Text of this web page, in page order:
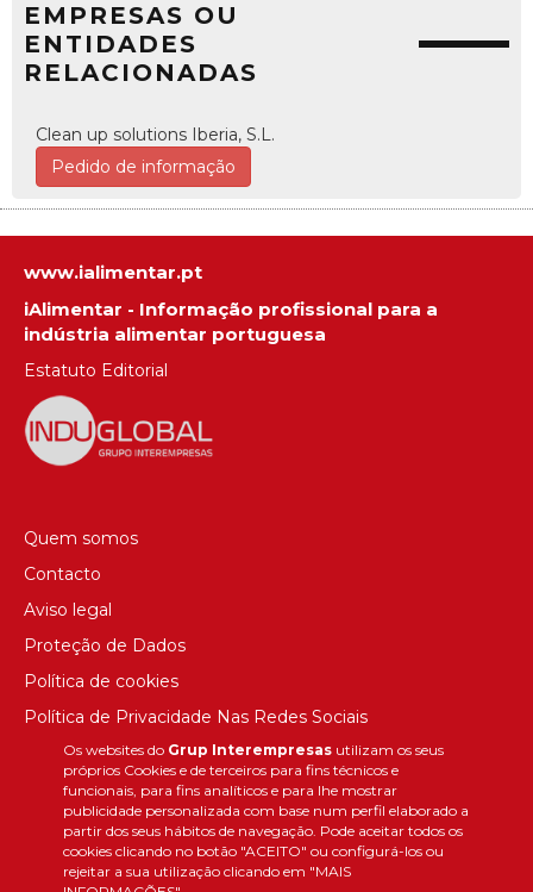
Os websites do Grup Interempresasutilizam os seus
próprios Cookies e de terceiros para fins técnicos e
funcionais, para fins analíticos e para lhe mostrar
publicidade personalizada com base num perfil elaborado a
partir dos seus hábitos de navegação. Pode aceitar todos os
cookies clicando no botão "ACEITO" ou configurá-los ou
rejeitar a sua utilização clicando em "MAIS
EMPRESAS OU
ENTIDADES
RELACIONADAS
Clean up solutions Iberia, S.L.
Pedido de informação
www.ialimentar.pt
iAlimentar - Informação profissional para a
indústria alimentar portuguesa
Estatuto Editorial
Quem somos
Contacto
Aviso legal
Proteção de Dados
Política de cookies
Política de Privacidade Nas Redes Sociais
Canal de denúncias
Colaborações editoriais